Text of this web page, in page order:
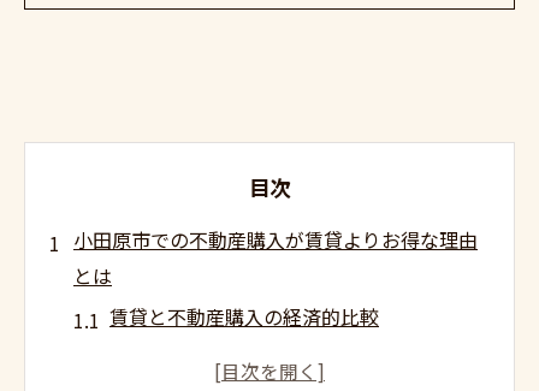
目次
小田原市での不動産購入が賃貸よりお得な理由
とは
賃貸と不動産購入の経済的比較
小田原市における不動産価値の上昇傾向